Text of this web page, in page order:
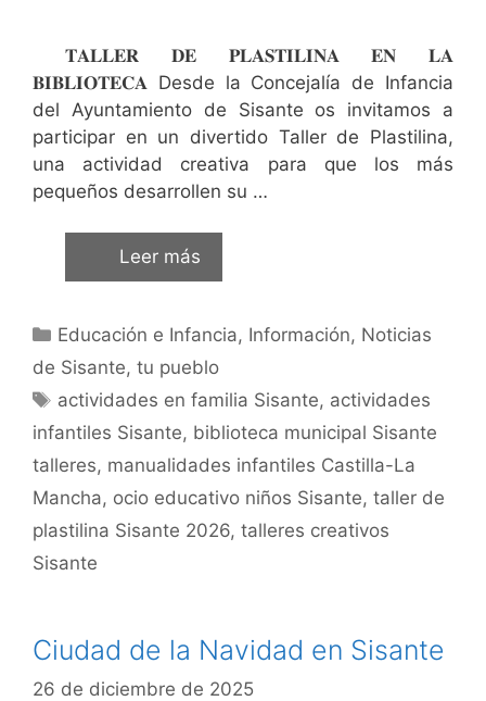
𝐓𝐀𝐋𝐋𝐄𝐑 𝐃𝐄 𝐏𝐋𝐀𝐒𝐓𝐈𝐋𝐈𝐍𝐀 𝐄𝐍 𝐋𝐀
𝐁𝐈𝐁𝐋𝐈𝐎𝐓𝐄𝐂𝐀 Desde la Concejalía de Infancia
del Ayuntamiento de Sisante os invitamos a
participar en un divertido Taller de Plastilina,
una actividad creativa para que los más
pequeños desarrollen su …
Leer más
Educación e Infancia, Información, Noticias
de Sisante, tu pueblo
actividades en familia Sisante, actividades
infantiles Sisante, biblioteca municipal Sisante
talleres, manualidades infantiles Castilla-La
Mancha, ocio educativo niños Sisante, taller de
plastilina Sisante 2026, talleres creativos
Sisante
Ciudad de la Navidad en Sisante
26 de diciembre de 2025